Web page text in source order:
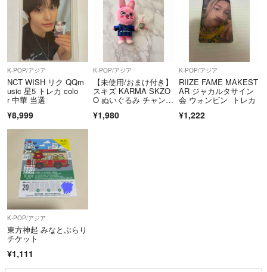
K-POP/アジア
NCT WISH リク QQm
usic 星5 トレカ colo
r 中華 当選
¥8,999
K-POP/アジア
【未使用/おまけ付き】
スキズ KARMA SKZO
O ぬいぐるみ チャンビ
¥1,980
K-POP/アジア
RIIZE FAME MAKEST
AR ジャカルタサイン
会 ウォンビン トレカ
¥1,222
K-POP/アジア
東方神起 みなとぶらり
チケット
¥1,111